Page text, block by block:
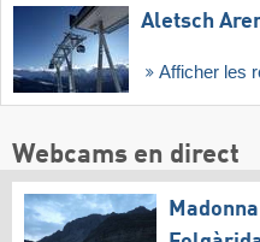
Aletsch
Afficher les
Webcams en direct